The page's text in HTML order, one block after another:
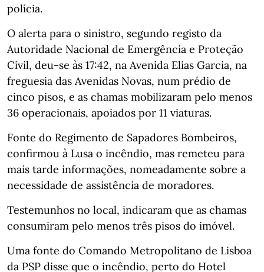
polícia.
O alerta para o sinistro, segundo registo da
Autoridade Nacional de Emergência e Proteção
Civil, deu-se às 17:42, na Avenida Elias Garcia, na
freguesia das Avenidas Novas, num prédio de
cinco pisos, e as chamas mobilizaram pelo menos
36 operacionais, apoiados por 11 viaturas.
Fonte do Regimento de Sapadores Bombeiros,
confirmou à Lusa o incêndio, mas remeteu para
mais tarde informações, nomeadamente sobre a
necessidade de assistência de moradores.
Testemunhos no local, indicaram que as chamas
consumiram pelo menos três pisos do imóvel.
Uma fonte do Comando Metropolitano de Lisboa
da PSP disse que o incêndio, perto do Hotel